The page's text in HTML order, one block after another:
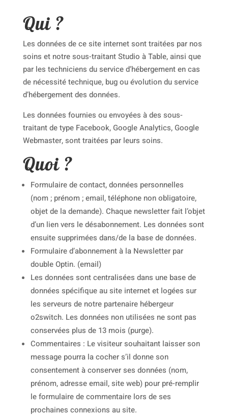
Qui ?
Les données de ce site internet sont traitées par nos
soins et notre sous-traitant Studio à Table, ainsi que
par les techniciens du service d’hébergement en cas
de nécessité technique, bug ou évolution du service
d’hébergement des données.
Les données fournies ou envoyées à des sous-
traitant de type Facebook, Google Analytics, Google
Webmaster, sont traitées par leurs soins.
Quoi ?
Formulaire de contact, données personnelles
(nom ; prénom ; email, téléphone non obligatoire,
objet de la demande). Chaque newsletter fait l’objet
d’un lien vers le désabonnement. Les données sont
ensuite supprimées dans/de la base de données.
Formulaire d’abonnement à la Newsletter par
double Optin. (email)
Les données sont centralisées dans une base de
données spécifique au site internet et logées sur
les serveurs de notre partenaire hébergeur
o2switch. Les données non utilisées ne sont pas
conservées plus de 13 mois (purge).
Commentaires : Le visiteur souhaitant laisser son
message pourra la cocher s’il donne son
consentement à conserver ses données (nom,
prénom, adresse email, site web) pour pré-remplir
le formulaire de commentaire lors de ses
prochaines connexions au site.